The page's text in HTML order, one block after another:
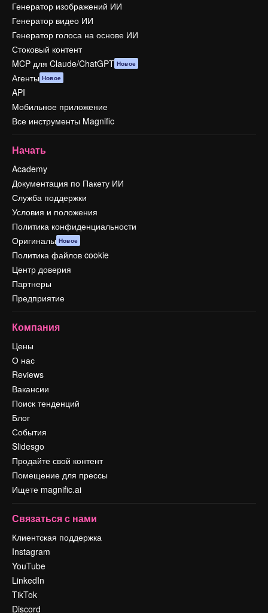
Генератор изображений ИИ
Генератор видео ИИ
Генератор голоса на основе ИИ
Стоковый контент
MCP для Claude/ChatGPT Новое
Агенты Новое
API
Мобильное приложение
Все инструменты Magnific
Начать
Academy
Документация по Пакету ИИ
Служба поддержки
Условия и положения
Политика конфиденциальности
Оригиналы Новое
Политика файлов cookie
Центр доверия
Партнеры
Предприятие
Компания
Цены
О нас
Reviews
Вакансии
Поиск тенденций
Блог
События
Slidesgo
Продайте свой контент
Помещение для прессы
Ищете magnific.ai
Связаться с нами
Клиентская поддержка
Instagram
YouTube
LinkedIn
TikTok
Discord